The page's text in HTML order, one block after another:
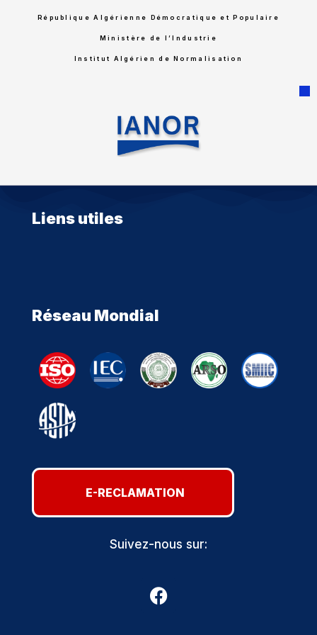
République Algérienne Démocratique et Populaire
Ministère de l’Industrie
Institut Algérien de Normalisation
Liens utiles
Réseau Mondial
E-RECLAMATION
Suivez-nous sur: